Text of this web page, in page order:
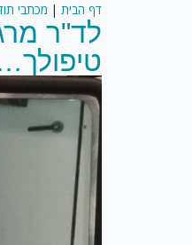
דף הבית | מכתבי
לד"ר